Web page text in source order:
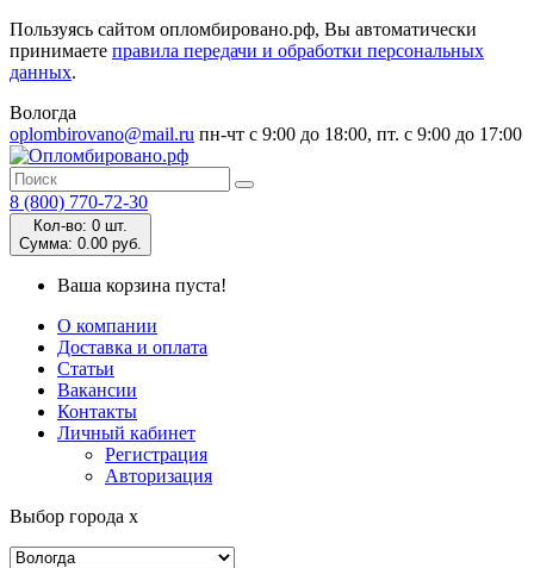
Пользуясь сайтом опломбировано.рф, Вы автоматически
принимаете правила передачи и обработки персональных
данных.
Вологда
oplombirovano@mail.ru пн-чт с 9:00 до 18:00, пт. с 9:00 до 17:00
8 (800) 770-72-30
Кол-во: 0 шт.
Cумма: 0.00 руб.
Ваша корзина пуста!
О компании
Доставка и оплата
Статьи
Вакансии
Контакты
Личный кабинет
Регистрация
Авторизация
Выбор города x